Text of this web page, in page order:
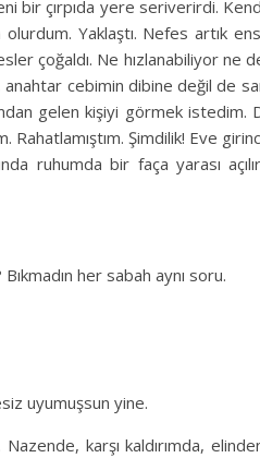
bir çırpıda yere seriverirdi.
Yaklaştı. Nefes artık
çoğaldı. Ne hızlanabiliyor
anahtar cebimin dibine değil de
gelen kişiyi görmek
Rahatlamıştım. Şimdilik! Eve
ruhumda bir faça yarası
her sabah aynı soru.
uyumuşsun yine.
Nazende, karşı kaldırımda,